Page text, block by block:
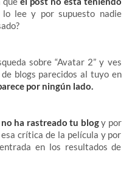
lo lee y por supuesto nadie
sobre “Avatar 2” y ves
blogs parecidos al tuyo en
por ningún lado.
ha rastreado tu blogy por
crítica de la película y por
en los resultados de